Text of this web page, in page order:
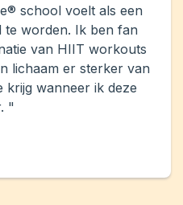
school voelt als een
te worden. Ik ben fan
van HIIT workouts
lichaam er sterker van
krijg wanneer ik deze
"